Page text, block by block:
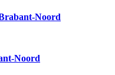
Noord
Noord